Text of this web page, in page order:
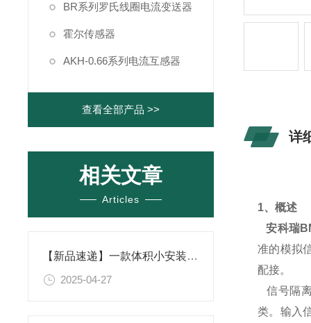
BR系列罗氏线圈电流变送器
霍尔传感器
AKH-0.66系列电流互感器
查看全部产品 >>
相关文章
Articles
【新品速递】一款体积小安装方便的多回路计量电表
2025-04-27
详
1、概述
安科瑞
准的模拟
配接。
信号隔
类。输入